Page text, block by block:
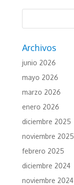
Archivos
junio 2026
mayo 2026
marzo 2026
enero 2026
diciembre 2025
noviembre 2025
febrero 2025
diciembre 2024
noviembre 2024